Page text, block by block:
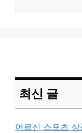
최신 글
어르신 스포츠